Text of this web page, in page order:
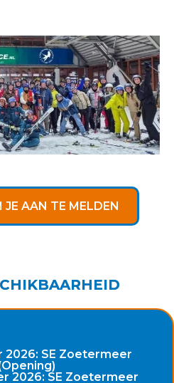
JE AAN TE MELDEN
2026: SE Zoetermeer
2026: SE Zoetermeer